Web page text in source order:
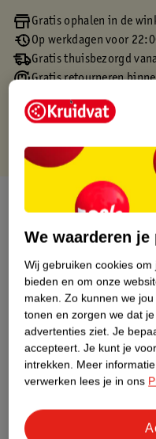
Gratis ophalen in de
Op werkdagen voor
Gratis thuisbezorgd
Gratis retourneren
Gratis punten met je
Over dit product
Productinformatie
Etiketinformatie
Nature Impact Score
Dit
Meer
We waarderen je
Wij gebruiken cookies
bieden en om onze
maken. Zo kunnen we
tonen en zorgen we dat
advertenties ziet. Je
accepteert. Je kunt je
intrekken. Meer
verwerken lees je in ons